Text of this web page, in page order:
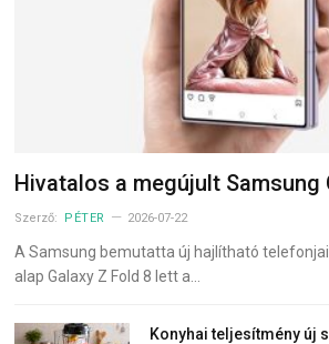
Hivatalos a megújult Samsung
Szerző: PÉTER 2026-07-22
A Samsung bemutatta új hajlítható
alap Galaxy Z Fold 8 lett a…
Konyhai teljesítmény új